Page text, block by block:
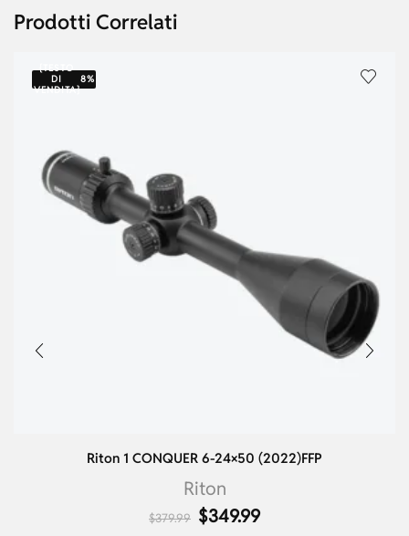
Prodotti Correlati
{TESTO
DI
VENDITA}
8%
Riton 1 CONQUER 6-24×50 (2022)FFP
Riton
$379.99 $349.99